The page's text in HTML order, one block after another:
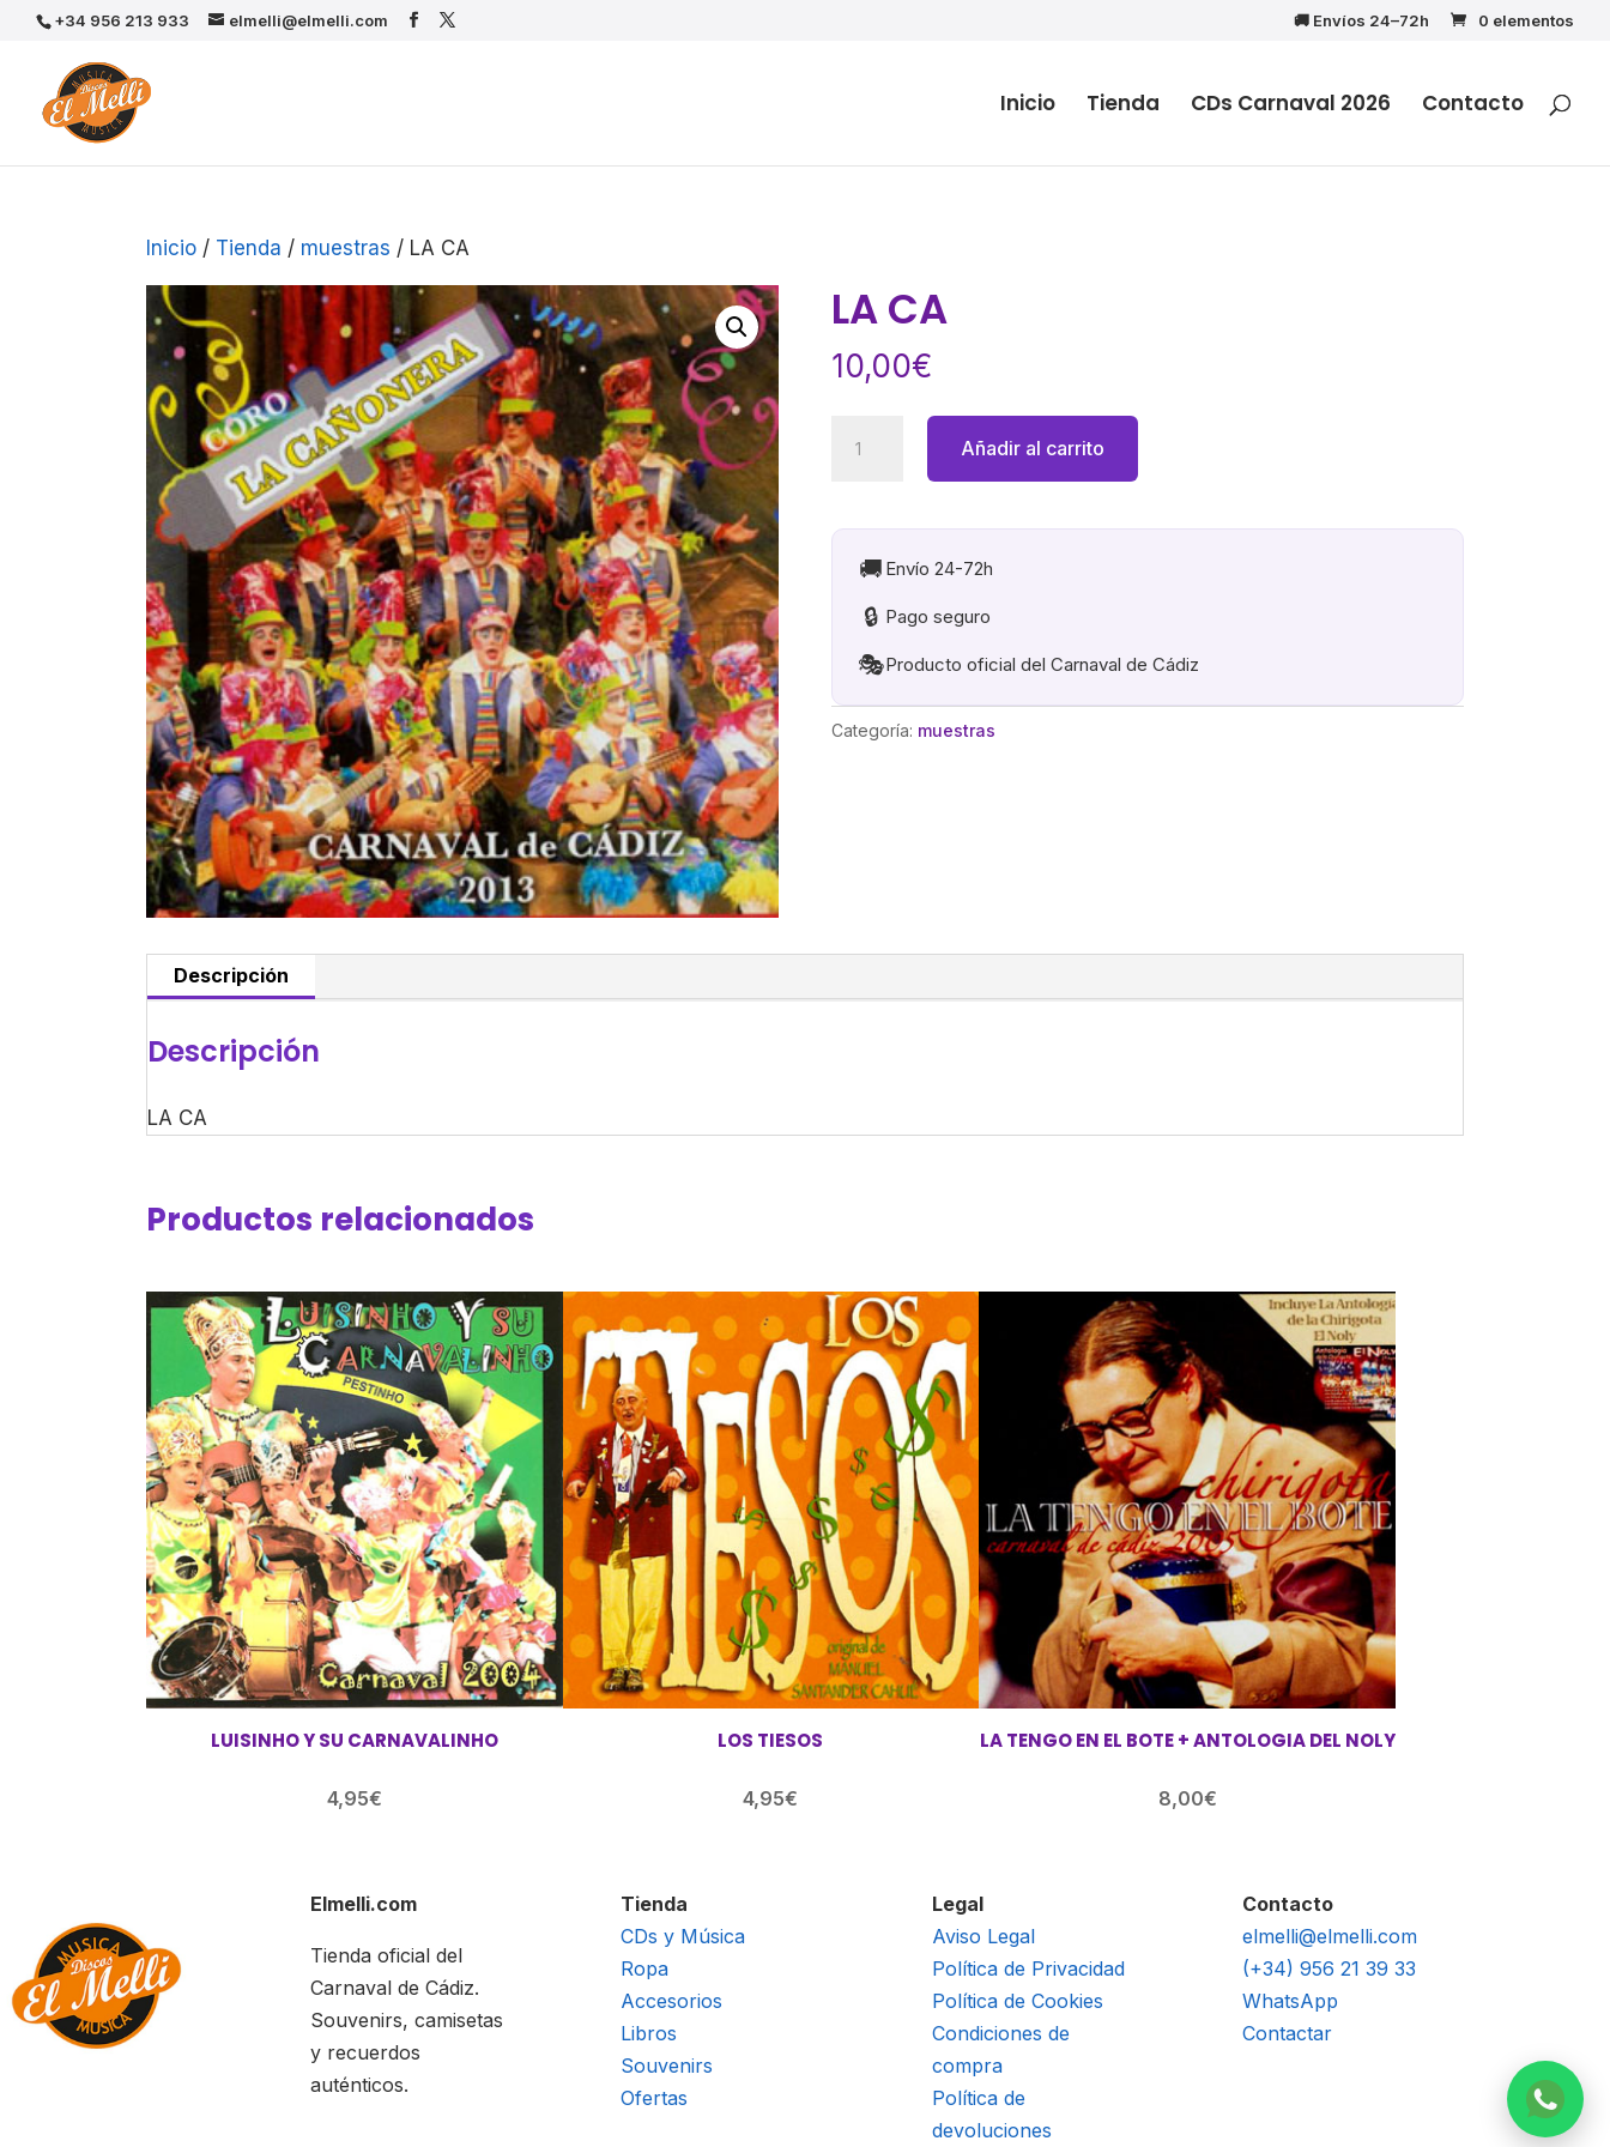
+34 956 213 933 elmelli@elmelli.com 🚚 Envíos 24–72h 0 elementos
Inicio Tienda CDs Carnaval 2026 Contacto
Inicio / Tienda / muestras / LA CA
LA CA
10,00€
Añadir al carrito
🚚 Envío 24-72h
🔒 Pago seguro
🎭Producto oficial del Carnaval de Cádiz
Categoría: muestras
Descripción
Descripción
LA CA
Productos relacionados
LUISINHO Y SU CARNAVALINHO
4,95€
LOS TIESOS
4,95€
LA TENGO EN EL BOTE + ANTOLOGIA DEL NOLY
8,00€
Elmelli.com
Tienda oficial del
Carnaval de Cádiz.
Souvenirs, camisetas
y recuerdos
auténticos.
Tienda
CDs y Música
Ropa
Accesorios
Libros
Souvenirs
Ofertas
Legal
Aviso Legal
Política de Privacidad
Política de Cookies
Condiciones de
compra
Política de
devoluciones
Contacto
elmelli@elmelli.com
(+34) 956 21 39 33
WhatsApp
Contactar